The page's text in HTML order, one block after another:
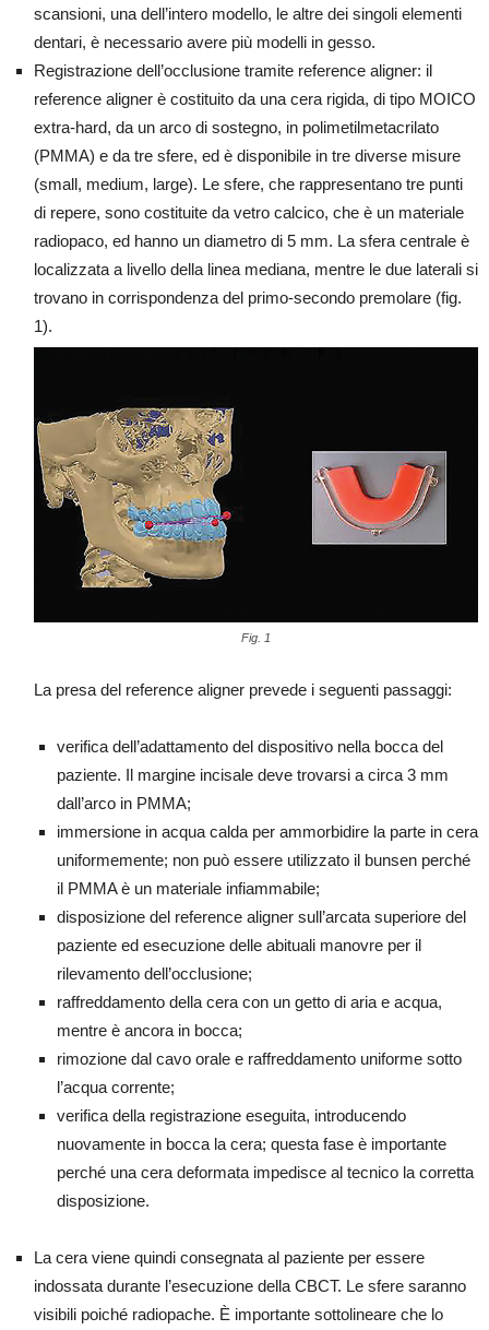
scansioni, una dell’intero modello, le altre dei singoli elementi
dentari, è necessario avere più modelli in gesso.
Registrazione dell’occlusione tramite reference aligner: il
reference aligner è costituito da una cera rigida, di tipo MOICO
extra-hard, da un arco di sostegno, in polimetilmetacrilato
(PMMA) e da tre sfere, ed è disponibile in tre diverse misure
(small, medium, large). Le sfere, che rappresentano tre punti
di repere, sono costituite da vetro calcico, che è un materiale
radiopaco, ed hanno un diametro di 5 mm. La sfera centrale è
localizzata a livello della linea mediana, mentre le due laterali si
trovano in corrispondenza del primo-secondo premolare (fig.
1).
Fig. 1
La presa del reference aligner prevede i seguenti passaggi:
verifica dell’adattamento del dispositivo nella bocca del
paziente. Il margine incisale deve trovarsi a circa 3 mm
dall’arco in PMMA;
immersione in acqua calda per ammorbidire la parte in cera
uniformemente; non può essere utilizzato il bunsen perché
il PMMA è un materiale infiammabile;
disposizione del reference aligner sull’arcata superiore del
paziente ed esecuzione delle abituali manovre per il
rilevamento dell’occlusione;
raffreddamento della cera con un getto di aria e acqua,
mentre è ancora in bocca;
rimozione dal cavo orale e raffreddamento uniforme sotto
l’acqua corrente;
verifica della registrazione eseguita, introducendo
nuovamente in bocca la cera; questa fase è importante
perché una cera deformata impedisce al tecnico la corretta
disposizione.
La cera viene quindi consegnata al paziente per essere
indossata durante l’esecuzione della CBCT. Le sfere saranno
visibili poiché radiopache. È importante sottolineare che lo